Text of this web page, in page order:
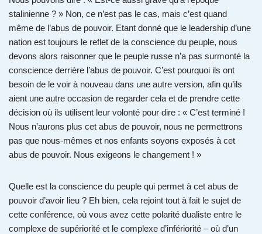
stalinienne ? » Non, ce n’est pas le cas, mais c’est quand
même de l’abus de pouvoir. Etant donné que le leadership d’une
nation est toujours le reflet de la conscience du peuple, nous
devons alors raisonner que le peuple russe n’a pas surmonté la
conscience derrière l’abus de pouvoir. C’est pourquoi ils ont
besoin de le voir à nouveau dans une autre version, afin qu’ils
aient une autre occasion de regarder cela et de prendre cette
décision où ils utilisent leur volonté pour dire : « C’est terminé !
Nous n’aurons plus cet abus de pouvoir, nous ne permettrons
pas que nous-mêmes et nos enfants soyons exposés à cet
abus de pouvoir. Nous exigeons le changement ! »
Quelle est la conscience du peuple qui permet à cet abus de
pouvoir d’avoir lieu ? Eh bien, cela rejoint tout à fait le sujet de
cette conférence, où vous avez cette polarité dualiste entre le
complexe de supériorité et le complexe d’infériorité – où d’un